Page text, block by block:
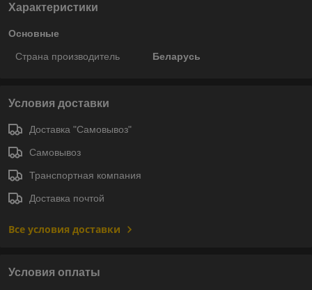
Характеристики
Основные
Страна производитель Беларусь
Условия доставки
Доставка "Самовывоз"
Самовывоз
Транспортная компания
Доставка почтой
Все условия доставки
Условия оплаты